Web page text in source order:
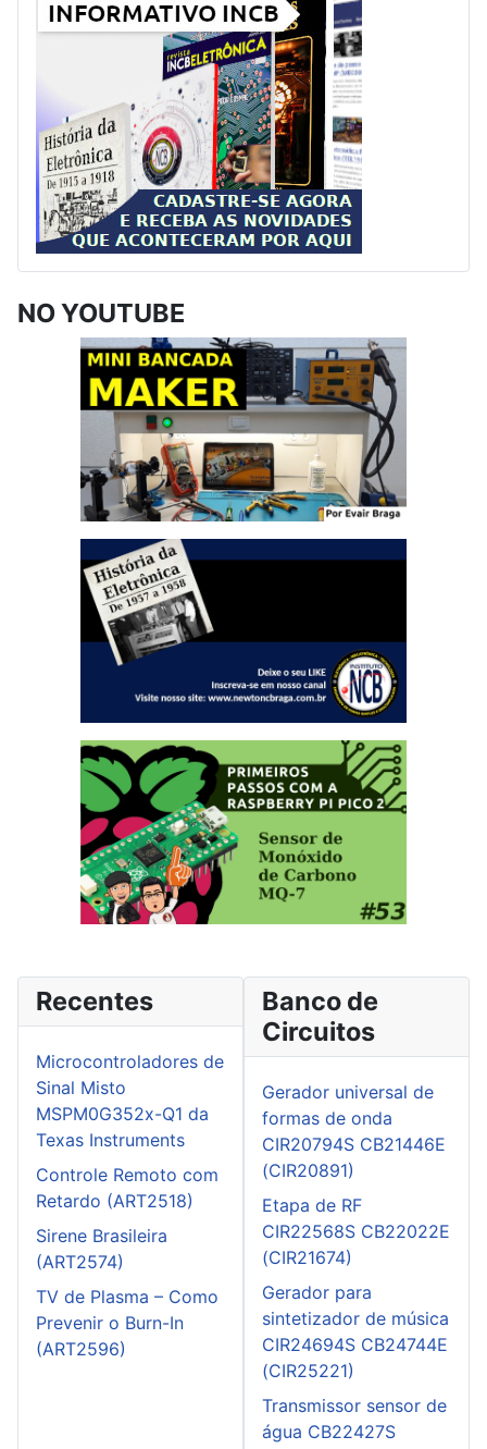
NO YOUTUBE
Recentes
Microcontroladores de
Sinal Misto
MSPM0G352x-Q1 da
Texas Instruments
Controle Remoto com
Retardo (ART2518)
Sirene Brasileira
(ART2574)
TV de Plasma – Como
Prevenir o Burn-In
(ART2596)
Banco de
Circuitos
Gerador universal de
formas de onda
CIR20794S CB21446E
(CIR20891)
Etapa de RF
CIR22568S CB22022E
(CIR21674)
Gerador para
sintetizador de música
CIR24694S CB24744E
(CIR25221)
Transmissor sensor de
água CB22427S